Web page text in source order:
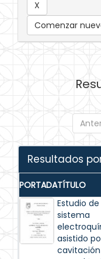
Comenzar
Resultados
PORTADATÍTULO
Estudio
sistema
asistido